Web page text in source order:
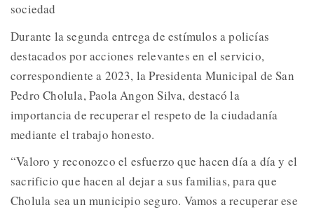
sociedad
Durante la segunda entrega de estímulos a policías
destacados por acciones relevantes en el servicio,
correspondiente a 2023, la Presidenta Municipal de San
Pedro Cholula, Paola Angon Silva, destacó la
importancia de recuperar el respeto de la ciudadanía
mediante el trabajo honesto.
“Valoro y reconozco el esfuerzo que hacen día a día y el
sacrificio que hacen al dejar a sus familias, para que
Cholula sea un municipio seguro. Vamos a recuperar ese